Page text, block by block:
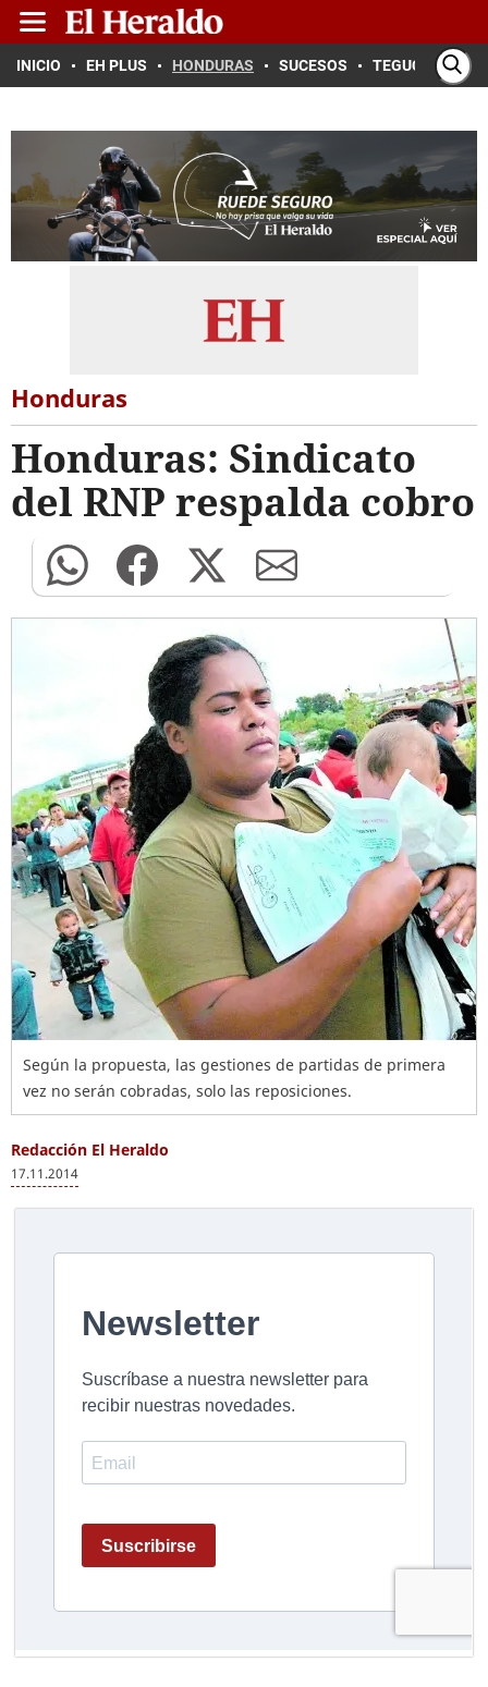
INICIO EH PLUS HONDURAS SUCESOS TEGUCIGALPA
Honduras
Honduras: Sindicato
del RNP respalda cobro
Según la propuesta, las gestiones de partidas de primera
vez no serán cobradas, solo las reposiciones.
Redacción El Heraldo
17.11.2014